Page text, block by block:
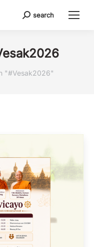
Search:
search
"#Vesak2026"